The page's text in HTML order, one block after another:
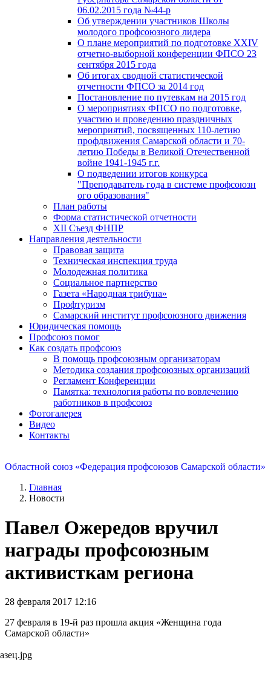
06.02.2015 года №44-р
Об утверждении участников Школы
молодого профсоюзного лидера
О плане мероприятий по подготовке XXIV
отчетно-выборной конференции ФПСО 23
сентября 2015 года
Об итогах сводной статистической
отчетности ФПСО за 2014 год
Постановление по путевкам на 2015 год
О мероприятиях ФПСО по подготовке,
участию и проведению праздничных
мероприятий, посвященных 110-летию
профдвижения Самарской области и 70-
летию Победы в Великой Отечественной
войне 1941-1945 г.г.
О подведении итогов конкурса
"Преподаватель года в системе профсоюзн
ого образования"
План работы
Форма статистической отчетности
XII Съезд ФНПР
Направления деятельности
Правовая защита
Техническая инспекция труда
Молодежная политика
Социальное партнерство
Газета «Народная трибуна»
Профтуризм
Самарский институт профсоюзного движения
Юридическая помощь
Профсоюз помог
Как создать профсоюз
В помощь профсоюзным организаторам
Методика создания профсоюзных организаций
Регламент Конференции
Памятка: технология работы по вовлечению
работников в профсоюз
Фотогалерея
Видео
Контакты
Областной союз «Федерация профсоюзов Самарской области»
Главная
Новости
Павел Ожередов вручил
награды профсоюзным
активисткам региона
28 февраля 2017 12:16
27 февраля в 19-й раз прошла акция «Женщина года
Самарской области»